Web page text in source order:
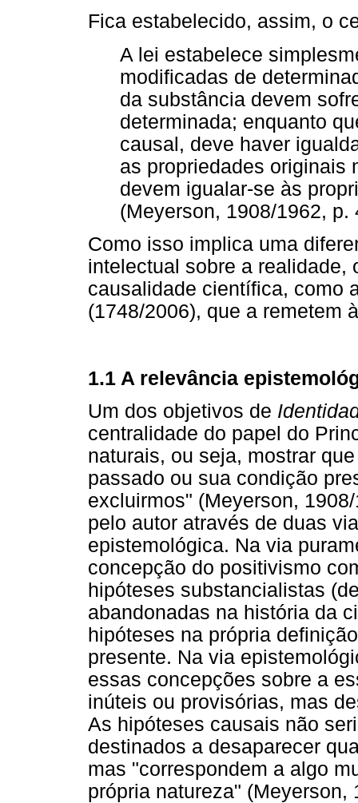
Fica estabelecido, assim, o
A lei estabelece
modificadas de
da substância devem
determinada; enquanto
causal, deve haver
as propriedades originais
devem igualar-se às
(Meyerson, 1908/1962, p.
Como isso implica uma
intelectual sobre a realidade,
causalidade científica, como
(1748/2006), que a remetem
1.1 A relevância
Um dos objetivos de
centralidade do papel do
naturais, ou seja, mostrar
passado ou sua condição
excluirmos" (Meyerson,
pelo autor através de duas
epistemológica. Na via
concepção do positivismo
hipóteses substancialistas
abandonadas na história da
hipóteses na própria
presente. Na via
essas concepções sobre a
inúteis ou provisórias, mas
As hipóteses causais não
destinados a desaparecer
mas "correspondem a algo
própria natureza" (Meyerson,